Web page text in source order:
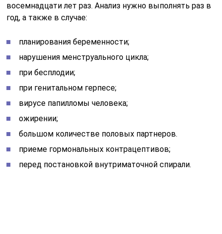
восемнадцати лет раз. Анализ нужно выполнять раз в
год, а также в случае:
планирования беременности;
нарушения менструального цикла;
при бесплодии;
при генитальном герпесе;
вирусе папилломы человека;
ожирении;
большом количестве половых партнеров.
приеме гормональных контрацептивов;
перед постановкой внутриматочной спирали.